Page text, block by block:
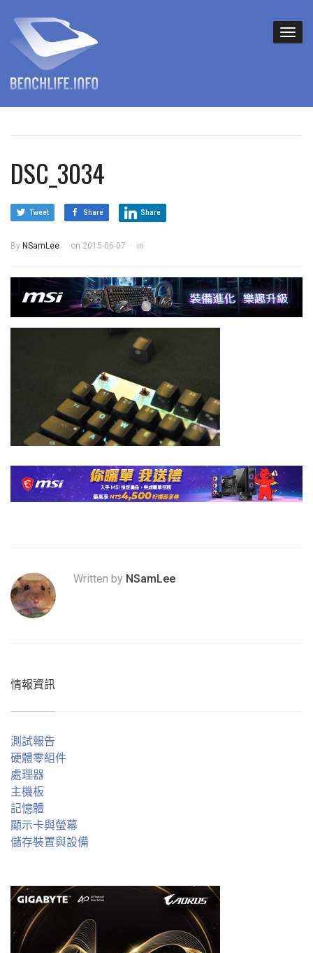
DSC_3034
Tweet Share Share
By NSamLee on 2015-06-07 in
Written by NSamLee
情報資訊
測試報告
硬體零組件
處理器
主機板
記憶體
顯示卡與螢幕
儲存裝置與設備